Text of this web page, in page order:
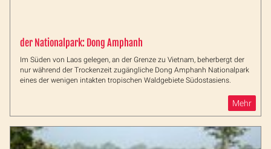
der Nationalpark: Dong Amphanh
Im Süden von Laos gelegen, an der Grenze zu Vietnam, beherbergt der
nur während der Trockenzeit zugängliche Dong Amphanh Nationalpark
eines der wenigen intakten tropischen Waldgebiete Südostasiens.
Mehr